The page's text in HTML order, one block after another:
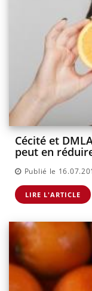
Cécité et
peut en
Publié le
LIRE L'ARTICLE